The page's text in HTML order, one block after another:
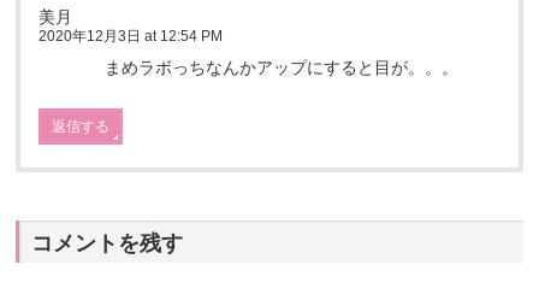
美月
2020年12月3日 at 12:54 PM
まめラボっちなんかアップにすると目が。。。
返信する
コメントを残す